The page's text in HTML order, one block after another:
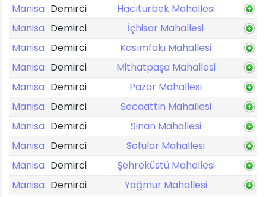
Manisa Demirci
Hacıtürbek Mahallesi
Manisa Demirci
İçhisar Mahallesi
Manisa Demirci
Kasımfakı Mahallesi
Manisa Demirci
Mithatpaşa Mahallesi
Manisa Demirci
Pazar Mahallesi
Manisa Demirci
Secaattin Mahallesi
Manisa Demirci
Sinan Mahallesi
Manisa Demirci
Sofular Mahallesi
Manisa Demirci
Şehreküstü Mahallesi
Manisa Demirci
Yağmur Mahallesi